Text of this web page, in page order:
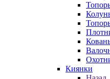
Киянки